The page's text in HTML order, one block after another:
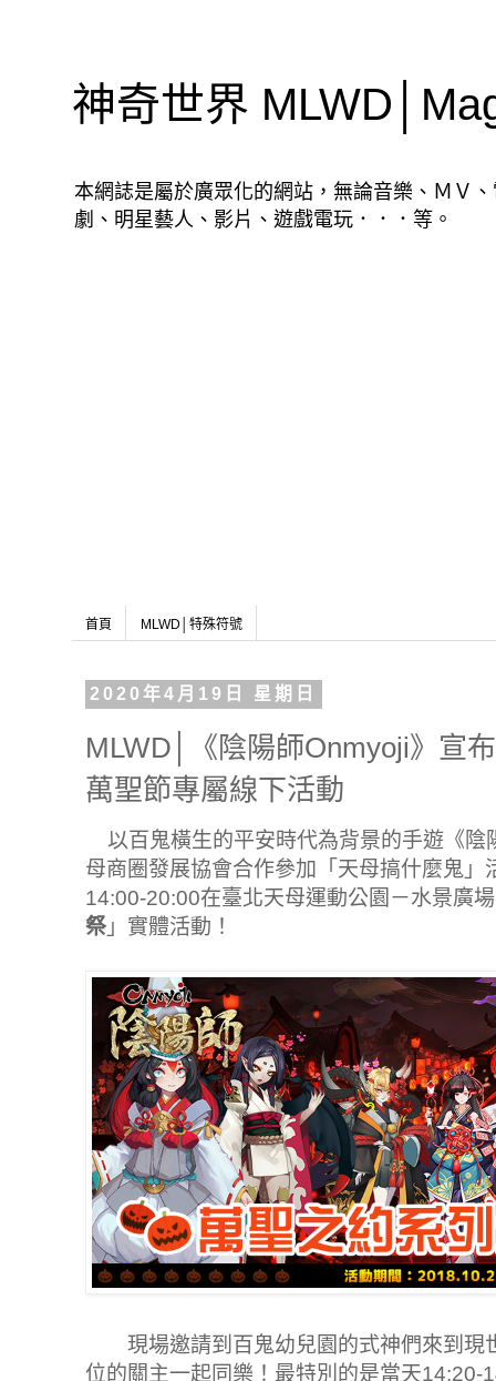
神奇世界
本網誌是屬於廣眾化的網站，無論音樂、ＭＶ
劇、明星藝人、影片、遊戲電玩．．．等。
首頁 MLWD│特殊符號
2020年4月19日 星期日
MLWD│《陰陽師Onmyoji》宣
萬聖節專屬線下活動
以百鬼橫生的平安時代為背景的手遊《陰
母商圈發展協會合作參加「天母搞什麼鬼
14:00-20:00在臺北天母運動公園－水景廣
祭」實體活動！
現場邀請到百鬼幼兒園的式神們來到現
位的關主一起同樂！最特別的是當天14:20-